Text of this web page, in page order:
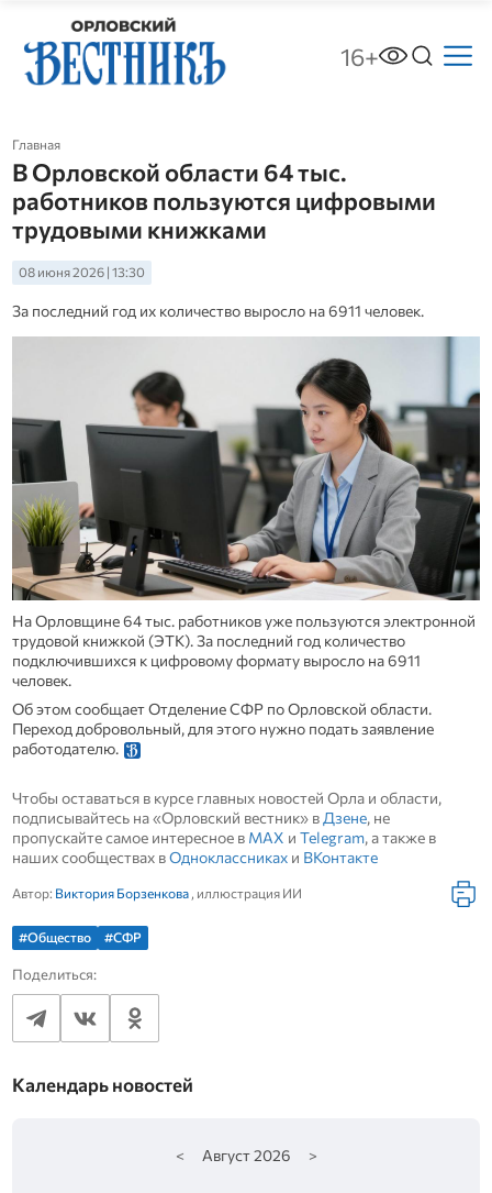
16+
Главная
В Орловской области 64 тыс.
работников пользуются цифровыми
трудовыми книжками
08 июня 2026 | 13:30
За последний год их количество выросло на 6911 человек.
На Орловщине 64 тыс. работников уже пользуются электронной
трудовой книжкой (ЭТК). За последний год количество
подключившихся к цифровому формату выросло на 6911
человек.
Об этом сообщает Отделение СФР по Орловской области.
Переход добровольный, для этого нужно подать заявление
работодателю.
Чтобы оставаться в курсе главных новостей Орла и области,
подписывайтесь на «Орловский вестник» в Дзене, не
пропускайте самое интересное в MAX и Telegram, а также в
наших сообществах вОдноклассникахи ВКонтакте
Автор: Виктория Борзенкова, иллюстрация ИИ
#Общество #СФР
Поделиться:
Календарь новостей
< Август 2026 >